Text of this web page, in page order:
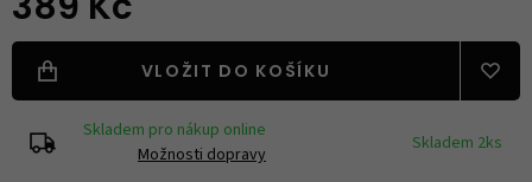
389 Kč
VLOŽIT DO KOŠÍKU
Skladem pro nákup online
Možnosti dopravy
Skladem 2ks